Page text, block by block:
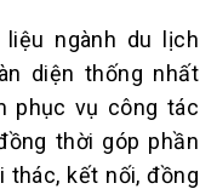
ngành du lịch
diện thống nhất
phục vụ công tác
thời góp phần
thác, kết nối, đồng